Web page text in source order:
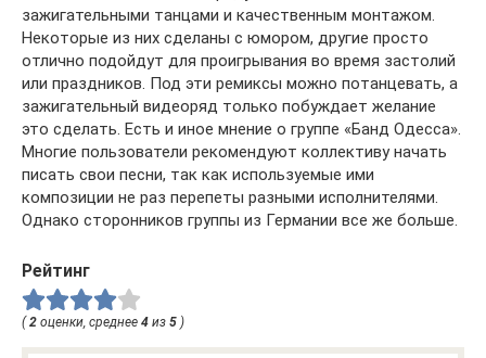
зажигательными танцами и качественным монтажом.
Некоторые из них сделаны с юмором, другие просто
отлично подойдут для проигрывания во время застолий
или праздников. Под эти ремиксы можно потанцевать, а
зажигательный видеоряд только побуждает желание
это сделать. Есть и иное мнение о группе «Банд Одесса».
Многие пользователи рекомендуют коллективу начать
писать свои песни, так как используемые ими
композиции не раз перепеты разными исполнителями.
Однако сторонников группы из Германии все же больше.
Рейтинг
( 2 оценки, среднее 4 из 5 )